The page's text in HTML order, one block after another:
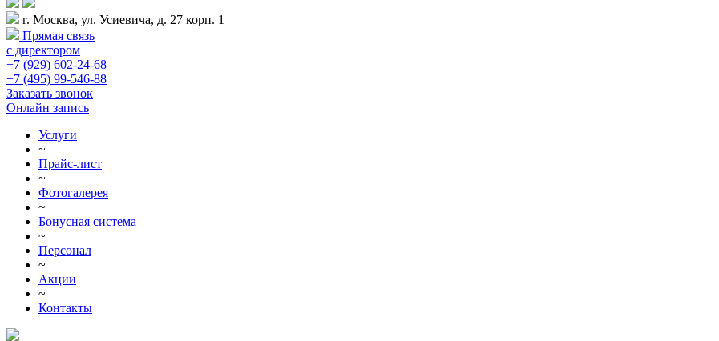
г. Москва, ул. Усиевича, д. 27 корп. 1
Прямая связь
с директором
+7 (929) 602-24-68
+7 (495) 99-546-88
Заказать звонок
Онлайн запись
Услуги
~
Прайс-лист
~
Фотогалерея
~
Бонусная система
~
Персонал
~
Акции
~
Контакты